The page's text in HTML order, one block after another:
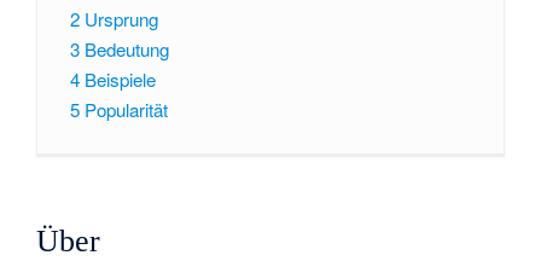
2 Ursprung
3 Bedeutung
4 Beispiele
5 Popularität
Über